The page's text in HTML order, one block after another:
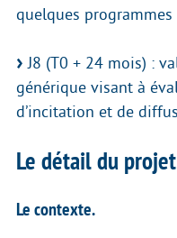
quelques
J8 (T0 + 24 mois) :
générique visant à
d’incitation et de
Le détail du
Le contexte.